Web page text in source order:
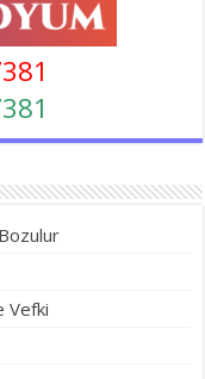
Vefki